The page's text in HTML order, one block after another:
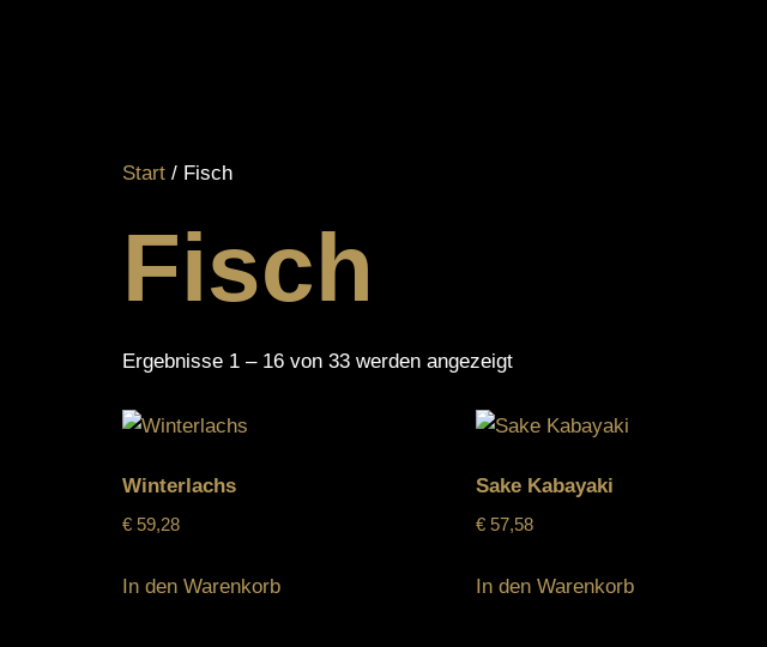
Start / Fisch
Fisch
Ergebnisse 1 – 16 von 33 werden angezeigt
Winterlachs
€ 59,28
In den Warenkorb
Sake Kabayaki
€57,58
In den Warenkorb